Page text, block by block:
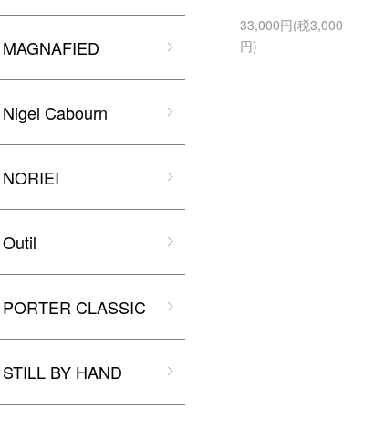
33,000円(税3,000
円)
MAGNAFIED
Nigel Cabourn
NORIEI
Outil
PORTER CLASSIC
STILL BY HAND